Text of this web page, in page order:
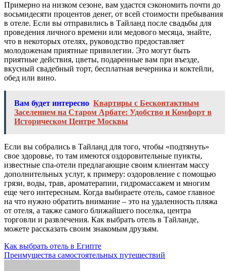
Примерно на низком сезоне, вам удастся сэкономить почти до
восьмидесяти процентов денег, от всей стоимости пребывания
в отеле. Если вы отправились в Тайланд после свадьбы для
проведения личного времени или медового месяца, знайте,
что в некоторых отелях, руководство предоставляет
молодоженам приятные привилегии. Это могут быть
приятные действия, цветы, подаренные вам при въезде,
вкусный свадебный торт, бесплатная вечерника и коктейли,
обед или вино.
Вам будет интересно Квартиры с Бесконтактным
Заселением на Старом Арбате: Удобство и Комфорт в
Историческом Центре Москвы
Если вы собрались в Тайланд для того, чтобы «подтянуть»
свое здоровье, то там имеются оздоровительные пункты,
известные спа-отели предлагающие своим клиентам массу
дополнительных услуг, к примеру: оздоровление с помощью
грязи, воды, трав, ароматерапии, гидромассажем и многим
еще чего интересным. Когда выбираете отель, самое главное
на что нужно обратить внимание – это на удаленность пляжа
от отеля, а также самого ближайшего поселка, центра
торговли и развлечения. Как выбрать отель в Тайланде,
можете рассказать своим знакомым друзьям.
Навигация
по
Как выбрать отель в Египте
Преимущества самостоятельных путешествий